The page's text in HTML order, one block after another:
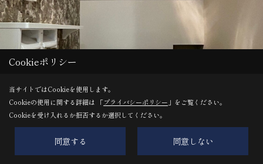
Cookieポリシー
当サイトではCookieを使用します。
Cookieの使用に関する詳細は 「プライバシーポリシー 」をご覧ください。
Cookieを受け入れるか拒否するか選択してください。
同意する 同意しない